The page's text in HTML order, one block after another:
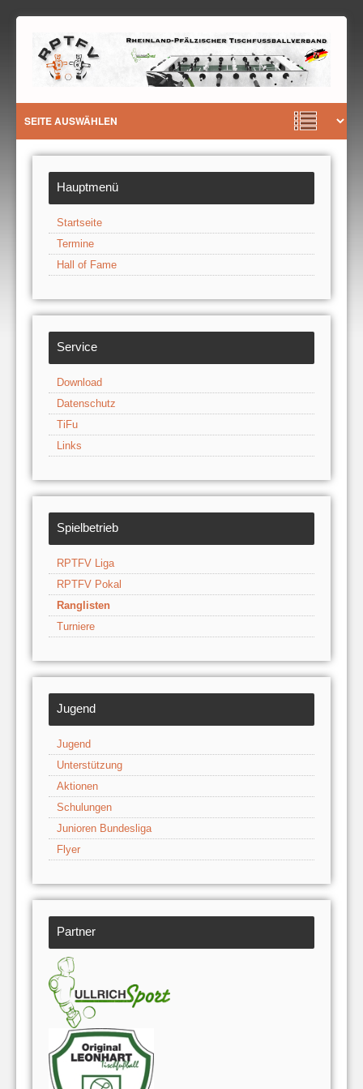
Hauptmenü
Startseite
Termine
Hall of Fame
Service
Download
Datenschutz
TiFu
Links
Spielbetrieb
RPTFV Liga
RPTFV Pokal
Ranglisten
Turniere
Jugend
Jugend
Unterstützung
Aktionen
Schulungen
Junioren Bundesliga
Flyer
Partner